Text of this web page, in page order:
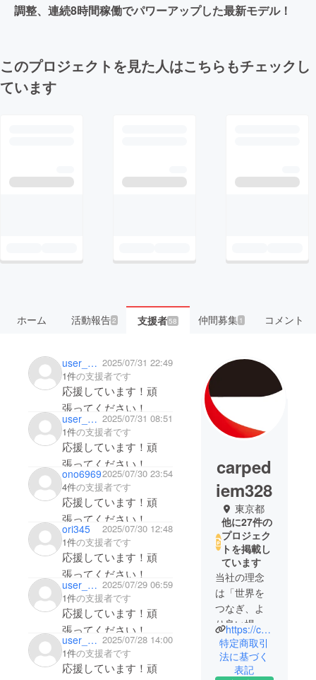
調整、連続8時間稼働でパワーアップした最新モデル！
このプロジェクトを見た人はこちらもチェックし
ています
ホーム 活動報告2 支援者58 仲間募集 1 コメント
user_b931420ec284 2025/07/31 22:49
1件の支援者です
応援しています！頑
張ってください！
user_2e91fbed2264 2025/07/31 08:51
1件の支援者です
応援しています！頑
張ってください！
ono69692025/07/30 23:54
4件の支援者です
応援しています！頑
張ってください！
ori345
2025/07/30 12:48
1件の支援者です
応援しています！頑
張ってください！
user_30ecaaa0f2b4 2025/07/29 06:59
1件の支援者です
応援しています！頑
張ってください！
user_eb8cedc97574 2025/07/28 14:00
1件の支援者です
応援しています！頑
carped
iem328
東京都
他に27件の
プロジェク
トを掲載し
ています
当社の理念
は「世界を
つなぎ、よ
り良い場所
にしよう」
です。
海外から革
https://carpediemjp.com/
特定商取引
法に基づく
表記